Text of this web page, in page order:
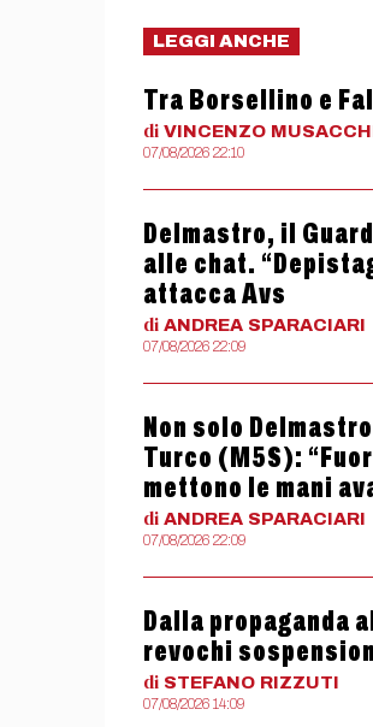
LEGGI ANCHE
Tra Borsellino e
di VINCENZO
07/08/2026 22:10
Delmastro, il
alle chat.
attacca Avs
di ANDREA SPARACIARI
07/08/2026 22:09
Non solo
Turco (M5S):
mettono le mani
di ANDREA SPARACIARI
07/08/2026 22:09
Dalla propaganda
revochi
di STEFANO RIZZUTI
07/08/2026 14:09